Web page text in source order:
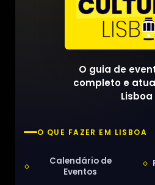
O guia de
completo e
Lisboa
O QUE FAZER EM LISBOA
Calendário de
Eventos